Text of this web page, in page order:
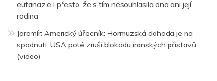
eutanazie i přesto, že s tím nesouhlasila ona ani její
rodina
Jaromír: Americký úředník: Hormuzská dohoda je na
spadnutí, USA poté zruší blokádu íránských přístavů
(video)